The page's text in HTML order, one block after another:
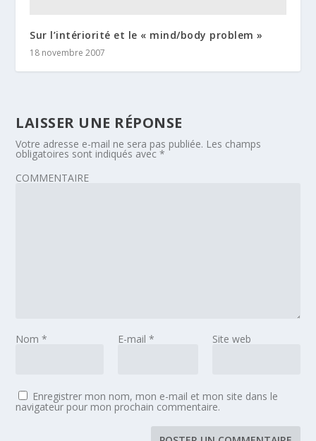
Sur l’intériorité et le « mind/body problem »
18 novembre 2007
LAISSER UNE RÉPONSE
Votre adresse e-mail ne sera pas publiée. Les champs
obligatoires sont indiqués avec*
COMMENTAIRE
Nom* E-mail * Site web
Enregistrer mon nom, mon e-mail et mon site dans le
navigateur pour mon prochain commentaire.